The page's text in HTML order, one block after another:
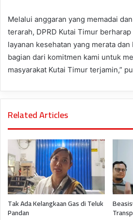
Melalui anggaran yang memadai
terarah, DPRD Kutai Timur
layanan kesehatan yang merata dan
bagian dari komitmen kami untuk
masyarakat Kutai Timur terjamin,”
Related Articles
Tak Ada Kelangkaan Gas di Teluk
Pandan